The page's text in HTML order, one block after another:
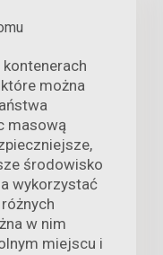
kontenerach
można
masową
środowisko
wykorzystać
w nim
miejscu i